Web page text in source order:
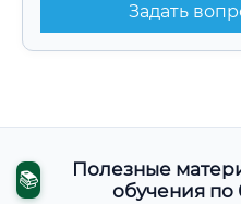
Задать
📚
Полезные
обучения по